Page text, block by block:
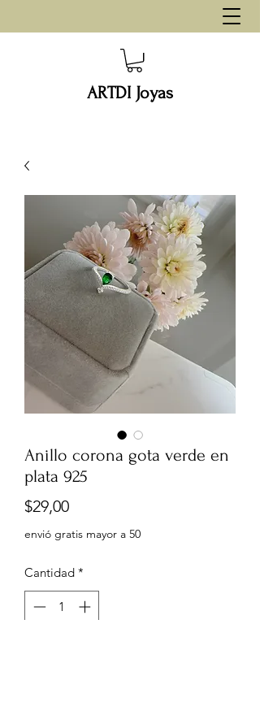
ARTDI Joyas
Anillo corona gota verde en
plata 925
$29,00Precio
envió gratis mayor a 50
Cantidad *